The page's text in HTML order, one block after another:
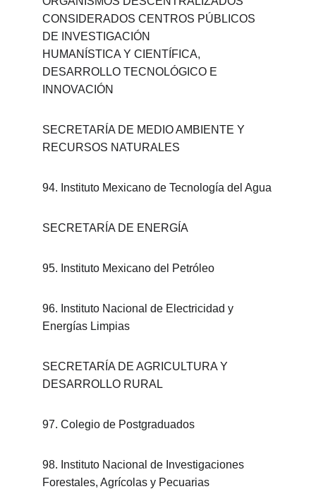
CONSIDERADOS CENTROS PÚBLICOS
DE INVESTIGACIÓN
HUMANÍSTICA Y CIENTÍFICA,
DESARROLLO TECNOLÓGICO E
INNOVACIÓN
SECRETARÍA DE MEDIO AMBIENTE Y
RECURSOS NATURALES
94. Instituto Mexicano de Tecnología del Agua
SECRETARÍA DE ENERGÍA
95. Instituto Mexicano del Petróleo
96. Instituto Nacional de Electricidad y
Energías Limpias
SECRETARÍA DE AGRICULTURA Y
DESARROLLO RURAL
97. Colegio de Postgraduados
98. Instituto Nacional de Investigaciones
Forestales, Agrícolas y Pecuarias